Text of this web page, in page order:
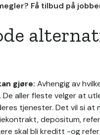
Få tilbud på
gjøre: Avhengig av
aller fleste velger at
tjenester. Det vil si
depositum,
skal bli kreditt -og